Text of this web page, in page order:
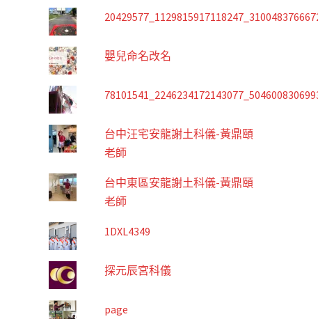
嬰兒命名改名
台中汪宅安龍謝土科儀-黃鼎頤
老師
台中東區安龍謝土科儀-黃鼎頤
老師
1DXL4349
探元辰宮科儀
page